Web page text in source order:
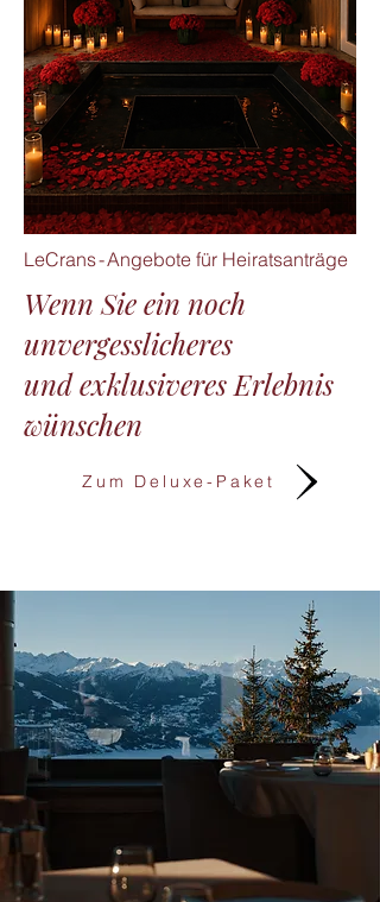
LeCrans - Angebote für Heiratsanträge
Wenn Sie ein noch
unvergesslicheres
und exklusiveres Erlebnis
wünschen
Zum Deluxe-Paket